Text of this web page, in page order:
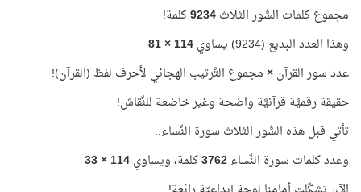
مجموع كلمات السُّور الثلاث9234كلمة!
وهذا العدد البديع (9234) يساوي
114 × 81
عدد سور القرآن× مجموع التَّرتيب الهجائي لأحرف لفظ (القرآن)!
حقيقة رقميَّة قرآنيَّة واضحة وغير خاضعة للنِّقاش!
تأتي قبل هذه السُّور الثلاث سورة النِّساء..
وعدد كلمات سورة النِّساء3762كلمة، ويساوي114 × 33